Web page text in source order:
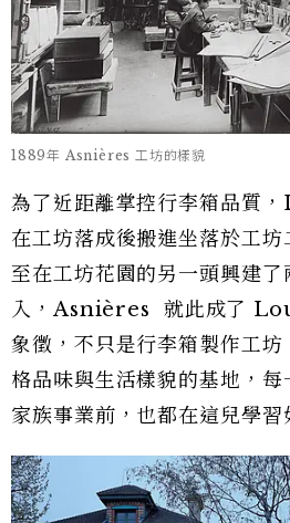
1889年 Asnières 工坊的樣貌
為了近距離掌控行李箱品質
在工坊落成後搬進坐落於工
至在工坊花園的另一頭興建
入，Asnières 就此成了
象徵，不只是行李箱製作工
格品味與生活樣貌的基地，
家族事業前，也都在這兒學習